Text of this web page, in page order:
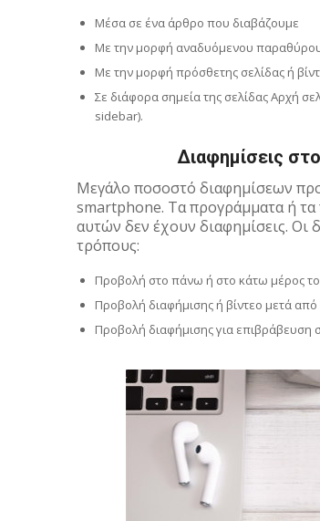
Μέσα σε ένα άρθρο που διαβάζουμε
Με την μορφή αναδυόμενου
Με την μορφή πρόσθετης σελίδας ή
Σε διάφορα σημεία της σελίδας Αρχή
sidebar).
Διαφημίσεις
Μεγάλο ποσοστό διαφημίσεων
smartphone. Τα προγράμματα ή τα
αυτών δεν έχουν διαφημίσεις. Οι
τρόπους:
Προβολή στο πάνω ή στο κάτω μέρος
Προβολή διαφήμισης ή βίντεο μετά
Προβολή διαφήμισης για επιβράβευση